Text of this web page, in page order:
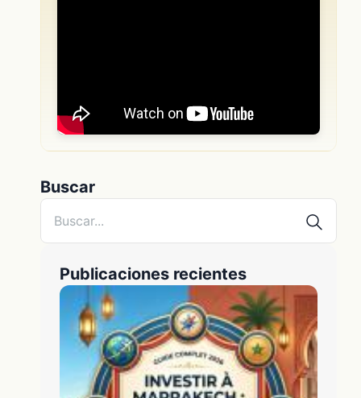
Buscar
Publicaciones recientes